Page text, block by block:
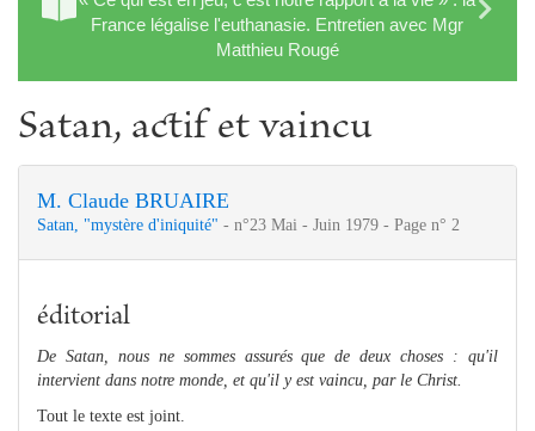
France légalise l'euthanasie. Entretien avec Mgr
Matthieu Rougé
Satan, actif et vaincu
M. Claude BRUAIRE
Satan, "mystère d'iniquité" - n°23 Mai - Juin 1979 - Page n° 2
éditorial
De Satan, nous ne sommes assurés que de deux choses : qu'il
intervient dans notre monde, et qu'il y est vaincu, par le Christ.
Tout le texte est joint.